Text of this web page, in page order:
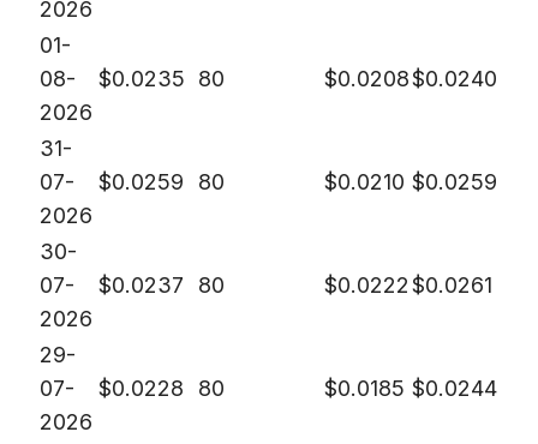
2026
01-
08-
2026
$0.0235 80 $0.0208$0.0240
31-
07-
2026
$0.0259 80 $0.0210 $0.0259
30-
07-
2026
$0.0237 80 $0.0222$0.0261
29-
07-
2026
$0.0228 80 $0.0185 $0.0244